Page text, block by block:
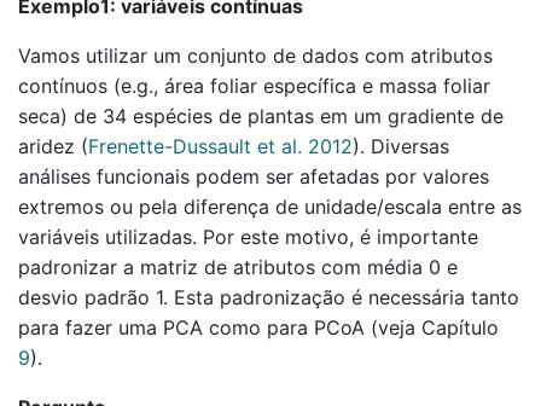
Exemplo1: variáveis contínuas
Vamos utilizar um conjunto de dados com atributos
contínuos (e.g., área foliar específica e massa foliar
seca) de 34 espécies de plantas em um gradiente de
aridez (Frenette-Dussault et al. 2012). Diversas
análises funcionais podem ser afetadas por valores
extremos ou pela diferença de unidade/escala entre as
variáveis utilizadas. Por este motivo, é importante
padronizar a matriz de atributos com média 0 e
desvio padrão 1. Esta padronização é necessária tanto
para fazer uma PCA como para PCoA (veja Capítulo
9).